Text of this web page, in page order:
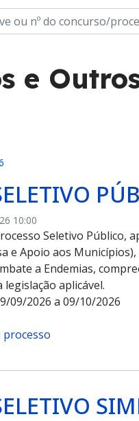
e
10:00
Seletivo Público,
e Apoio aos
a Endemias,
aplicável.
09/2026 a 09/10/2026
processo